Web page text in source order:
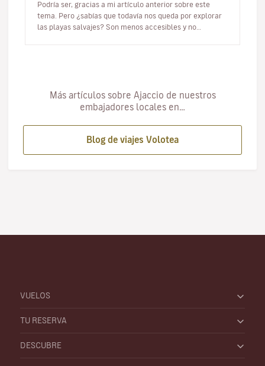
Podría ser, gracias a mi artículo anterior sobre este
tema. Pero ¿sabías que todavía nos queda por explorar
las playas salvajes? Son menos accesibles y no
Más artículos sobre Ajaccio de nuestros
embajadores locales en…
Blog de viajes Volotea
VUELOS
TU RESERVA
DESCUBRE